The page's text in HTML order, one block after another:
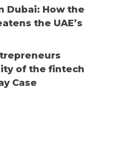
Dubai: How the
the UAE’s
of the fintech
Case